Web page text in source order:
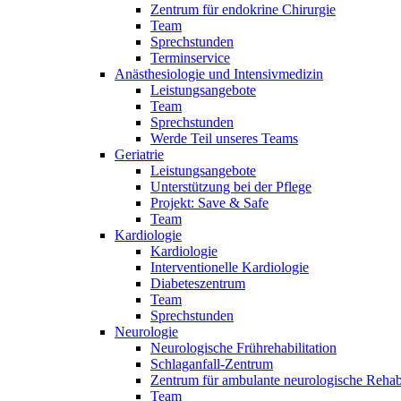
Zentrum für endokrine Chirurgie
Team
Sprechstunden
Terminservice
Anästhesiologie und Intensivmedizin
Leistungsangebote
Team
Sprechstunden
Werde Teil unseres Teams
Geriatrie
Leistungsangebote
Unterstützung bei der Pflege
Projekt: Save & Safe
Team
Kardiologie
Kardiologie
Interventionelle Kardiologie
Diabeteszentrum
Team
Sprechstunden
Neurologie
Neurologische Frührehabilitation
Schlaganfall-Zentrum
Zentrum für ambulante neurologische
Team